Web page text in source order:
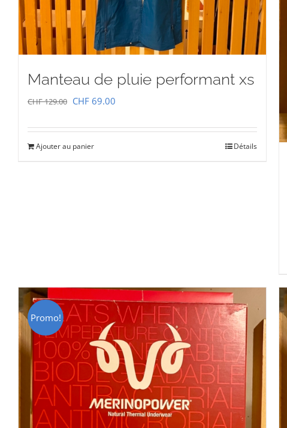
Manteau de pluie performant xs
CHF129.00 Le
initial
était :
CHF 69.00
actuel
Ajouter au panier Détails
Promo!